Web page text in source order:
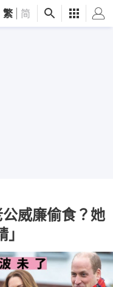
繁 简
威廉偷食？她